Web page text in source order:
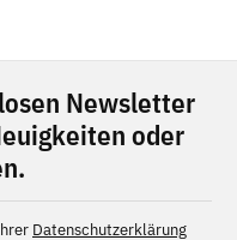
Newsletter
oder
Datenschutzerklärung